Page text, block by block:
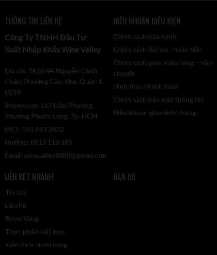
THÔNG TIN LIÊN HỆ
Công Ty TNHH Đầu Tư
Xuất Nhập Khẩu Wine Valley
Địa chỉ: Tk26/44 Nguyễn Cảnh
Chân, Phường Cầu Kho, Quận 1,
HCM
Showroom: 167 Liên Phường,
Phường Phước Long, Tp. HCM
MST: 031 693 2432
Hotline: 0913 110 385
Email: winevalley8888@gmail.com
ĐIỀU KHOẢN ĐIỀU KIỆN
Chính sách bảo hành
Chính sách đổi trả - hoàn tiền
Chính sách giao nhận hàng – vận
chuyển
Hình thức thanh toán
Chính sách bảo mật thông tin
Điều khoản giao dịch chung
LIÊN KẾT NHANH
Tin tức
Liên hệ
Rượu Vang
Thực phẩm kết hợp
Kiến thức rượu vang
BẢN ĐỒ